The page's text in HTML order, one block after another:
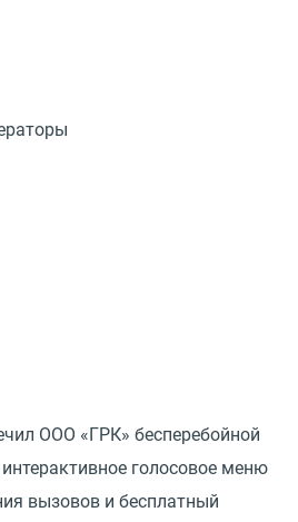
ООО «ГРК» бесперебойной
голосовое меню
вызовов и бесплатный